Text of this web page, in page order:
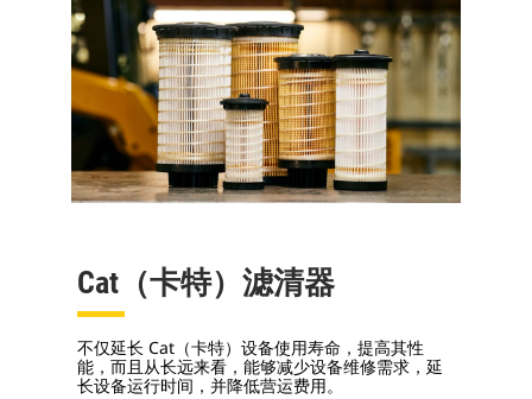
Cat（卡特）滤清器
不仅延长 Cat（卡特）设备使用寿命，提高其性
能，而且从长远来看，能够减少设备维修需求，延
长设备运行时间，并降低营运费用。